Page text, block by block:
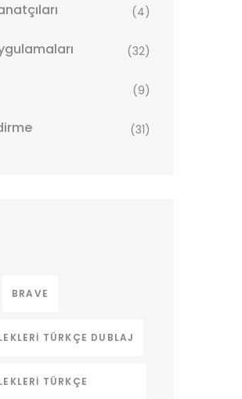
(4)
(32)
(9)
(31)
BRAVE
TÜRKÇE DUBLAJ
TÜRKÇE